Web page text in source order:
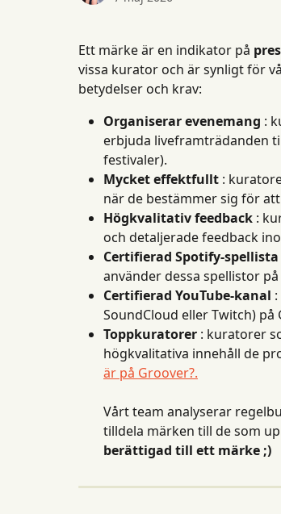
Ett märke är en indikator på
vissa kurator och är synligt för
betydelser och krav:
Organiserar evenemang :
erbjuda liveframträdanden
festivaler).
Mycket effektfullt :
när de bestämmer sig för
Högkvalitativ feedback :
och detaljerade feedback
Certifierad Spotify-spellista
använder dessa spellistor
Certifierad YouTube-kanal
SoundCloud eller Twitch) på
Toppkuratorer : kuratorer
högkvalitativa innehåll de
är på Groover?.
Vårt team analyserar
tilldela märken till de som
berättigad till ett märke ;)